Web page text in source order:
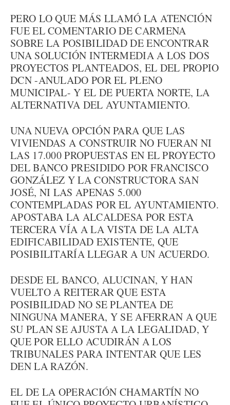
PERO LO QUE MÁS LLAMÓ LA ATENCIÓN
FUE EL COMENTARIO DE CARMENA
SOBRE LA POSIBILIDAD DE ENCONTRAR
UNA SOLUCIÓN INTERMEDIA A LOS DOS
PROYECTOS PLANTEADOS, EL DEL PROPIO
DCN -ANULADO POR EL PLENO
MUNICIPAL- Y EL DE PUERTA NORTE, LA
ALTERNATIVA DEL AYUNTAMIENTO.
UNA NUEVA OPCIÓN PARA QUE LAS
VIVIENDAS A CONSTRUIR NO FUERAN NI
LAS 17.000 PROPUESTAS EN EL PROYECTO
DEL BANCO PRESIDIDO POR FRANCISCO
GONZÁLEZ Y LA CONSTRUCTORA SAN
JOSÉ, NI LAS APENAS 5.000
CONTEMPLADAS POR EL AYUNTAMIENTO.
APOSTABA LA ALCALDESA POR ESTA
TERCERA VÍA A LA VISTA DE LA ALTA
EDIFICABILIDAD EXISTENTE, QUE
POSIBILITARÍA LLEGAR A UN ACUERDO.
DESDE EL BANCO, ALUCINAN, Y HAN
VUELTO A REITERAR QUE ESTA
POSIBILIDAD NO SE PLANTEA DE
NINGUNA MANERA, Y SE AFERRAN A QUE
SU PLAN SE AJUSTA A LA LEGALIDAD, Y
QUE POR ELLO ACUDIRÁN A LOS
TRIBUNALES PARA INTENTAR QUE LES
DEN LA RAZÓN.
EL DE LA OPERACIÓN CHAMARTÍN NO